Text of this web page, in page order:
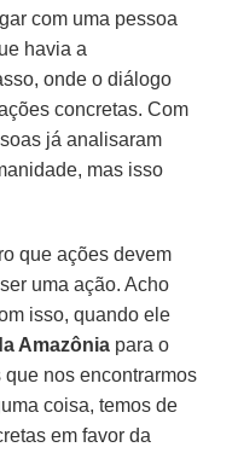
com uma pessoa
havia a
onde o diálogo
concretas. Com
já analisaram
mas isso
que ações devem
uma ação. Acho
isso, quando ele
Amazônia para o
nos encontrarmos
coisa, temos de
em favor da